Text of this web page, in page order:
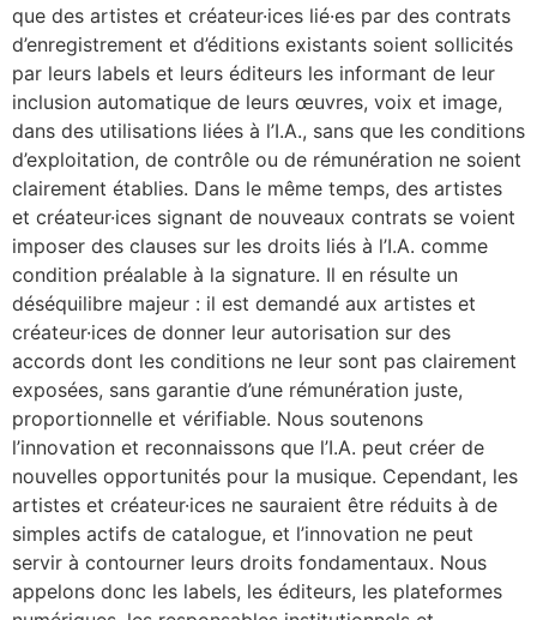
que des artistes et créateur·ices lié·es par des contrats
d’enregistrement et d’éditions existants soient sollicités
par leurs labels et leurs éditeurs les informant de leur
inclusion automatique de leurs œuvres, voix et image,
dans des utilisations liées à l’I.A., sans que les conditions
d’exploitation, de contrôle ou de rémunération ne soient
clairement établies. Dans le même temps, des artistes
et créateur·ices signant de nouveaux contrats se voient
imposer des clauses sur les droits liés à l’I.A. comme
condition préalable à la signature. Il en résulte un
déséquilibre majeur : il est demandé aux artistes et
créateur·ices de donner leur autorisation sur des
accords dont les conditions ne leur sont pas clairement
exposées, sans garantie d’une rémunération juste,
proportionnelle et vérifiable. Nous soutenons
l’innovation et reconnaissons que l’I.A. peut créer de
nouvelles opportunités pour la musique. Cependant, les
artistes et créateur·ices ne sauraient être réduits à de
simples actifs de catalogue, et l’innovation ne peut
servir à contourner leurs droits fondamentaux. Nous
appelons donc les labels, les éditeurs, les plateformes